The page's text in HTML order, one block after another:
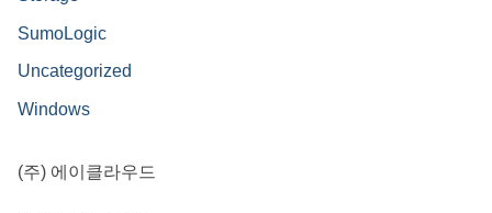
SumoLogic
Uncategorized
Windows
(주) 에이클라우드